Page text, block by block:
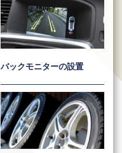
バックモニターの設置